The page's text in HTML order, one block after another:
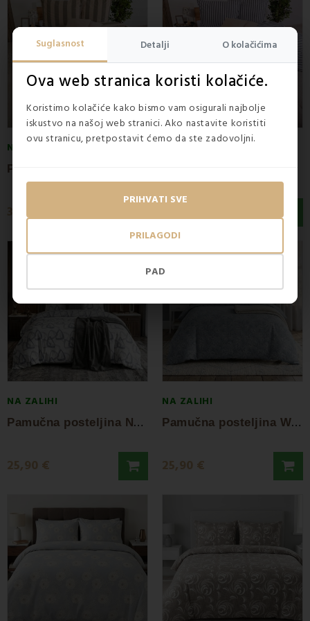
Suglasnost Detalji O kolačićima
Ova web stranica koristi kolačiće.
Koristimo kolačiće kako bismo vam osigurali najbolje
iskustvo na našoj web stranici. Ako nastavite koristiti
ovu stranicu, pretpostavit ćemo da ste zadovoljni.
PAD
PRILAGODI
PRIHVATI SVE
NA ZALIHI
35,90 €
NA ZALIHI
P
amučna posteljina Nordic EMI
25,90 €
NA ZALIHI
P
amučna posteljina Willow EMI
25,90 €